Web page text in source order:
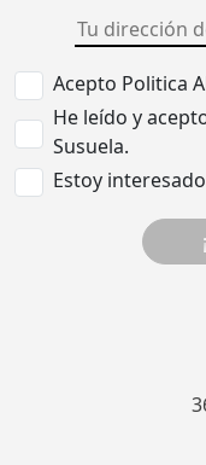
Acepto Politica
He leído y
Susuela.
Estoy